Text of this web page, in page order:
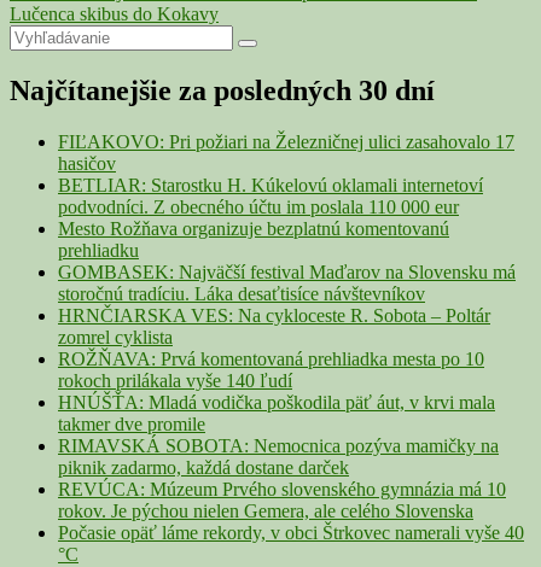
článkupost:
Lučenca skibus do Kokavy
Primary
Sidebar
Widget
Area
Search
for:
Search
Najčítanejšie za posledných 30 dní
FIĽAKOVO: Pri požiari na Železničnej ulici zasahovalo 17
hasičov
BETLIAR: Starostku H. Kúkelovú oklamali internetoví
podvodníci. Z obecného účtu im poslala 110 000 eur
Mesto Rožňava organizuje bezplatnú komentovanú
prehliadku
GOMBASEK: Najväčší festival Maďarov na Slovensku má
storočnú tradíciu. Láka desaťtisíce návštevníkov
HRNČIARSKA VES: Na cykloceste R. Sobota – Poltár
zomrel cyklista
ROŽŇAVA: Prvá komentovaná prehliadka mesta po 10
rokoch prilákala vyše 140 ľudí
HNÚŠŤA: Mladá vodička poškodila päť áut, v krvi mala
takmer dve promile
RIMAVSKÁ SOBOTA: Nemocnica pozýva mamičky na
piknik zadarmo, každá dostane darček
REVÚCA: Múzeum Prvého slovenského gymnázia má 10
rokov. Je pýchou nielen Gemera, ale celého Slovenska
Počasie opäť láme rekordy, v obci Štrkovec namerali vyše 40
°C